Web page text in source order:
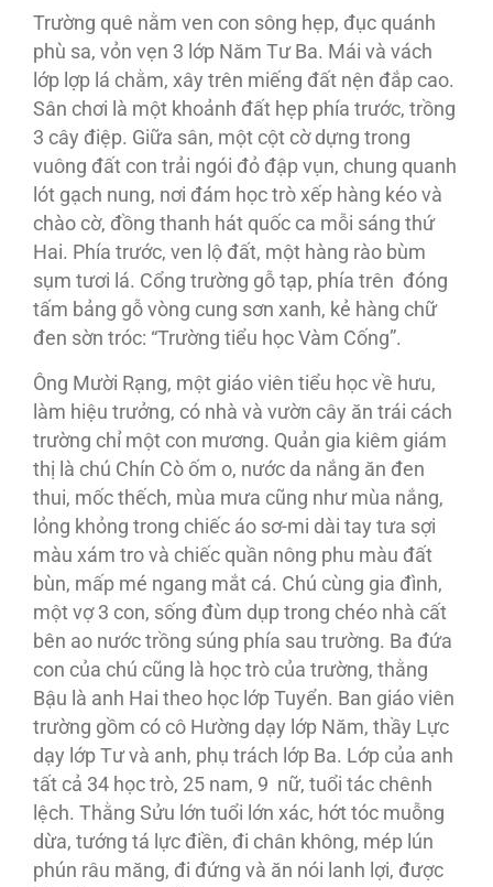
Trường quê nằm ven con sông hẹp, đục quánh
phù sa, vỏn vẹn 3 lớp Năm Tư Ba. Mái và vách
lớp lợp lá chằm, xây trên miếng đất nện đắp cao.
Sân chơi là một khoảnh đất hẹp phía trước, trồng
3 cây điệp. Giữa sân, một cột cờ dựng trong
vuông đất con trải ngói đỏ đập vụn, chung quanh
lót gạch nung, nơi đám học trò xếp hàng kéo và
chào cờ, đồng thanh hát quốc ca mỗi sáng thứ
Hai. Phía trước, ven lộ đất, một hàng rào bùm
sụm tươi lá. Cổng trường gỗ tạp, phía trên đóng
tấm bảng gỗ vòng cung sơn xanh, kẻ hàng chữ
đen sờn tróc: “Trường tiểu học Vàm Cống”.
Ông Mười Rạng, một giáo viên tiểu học về hưu,
làm hiệu trưởng, có nhà và vườn cây ăn trái cách
trường chỉ một con mương. Quản gia kiêm giám
thị là chú Chín Cò ốm o, nước da nắng ăn đen
thui, mốc thếch, mùa mưa cũng như mùa nắng,
lỏng khỏng trong chiếc áo sơ-mi dài tay tưa sợi
màu xám tro và chiếc quần nông phu màu đất
bùn, mấp mé ngang mắt cá. Chú cùng gia đình,
một vợ 3 con, sống đùm dụp trong chéo nhà cất
bên ao nước trồng súng phía sau trường. Ba đứa
con của chú cũng là học trò của trường, thằng
Bậu là anh Hai theo học lớp Tuyển. Ban giáo viên
trường gồm có cô Hường dạy lớp Năm, thầy Lực
dạy lớp Tư và anh, phụ trách lớp Ba. Lớp của anh
tất cả 34 học trò, 25 nam, 9 nữ, tuổi tác chênh
lệch. Thằng Sửu lớn tuổi lớn xác, hớt tóc muỗng
dừa, tướng tá lực điền, đi chân không, mép lún
phún râu măng, đi đứng và ăn nói lanh lợi, được